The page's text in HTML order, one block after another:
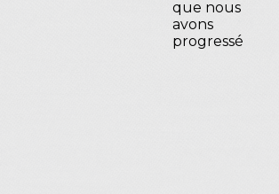
que nous
avons
progressé